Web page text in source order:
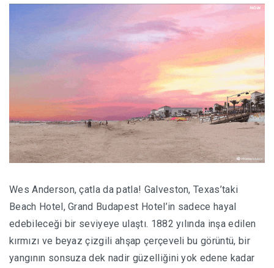
Wes Anderson, çatla da patla! Galveston, Texas’taki
Beach Hotel, Grand Budapest Hotel’in sadece hayal
edebileceği bir seviyeye ulaştı. 1882 yılında inşa edilen
kırmızı ve beyaz çizgili ahşap çerçeveli bu görüntü, bir
yangının sonsuza dek nadir güzelliğini yok edene kadar